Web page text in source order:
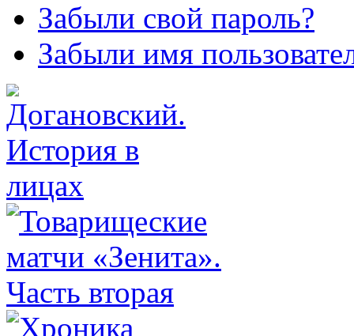
Забыли свой пароль?
Забыли имя